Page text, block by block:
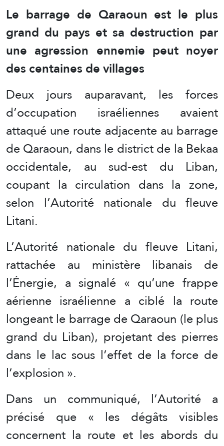
Le barrage de Qaraoun est le plus
grand du pays et sa destruction par
une agression ennemie peut noyer
des centaines de villages
Deux jours auparavant, les forces
d’occupation israéliennes avaient
attaqué une route adjacente au barrage
de Qaraoun, dans le district de la Bekaa
occidentale, au sud-est du Liban,
coupant la circulation dans la zone,
selon l’Autorité nationale du fleuve
Litani.
L’Autorité nationale du fleuve Litani,
rattachée au ministère libanais de
l’Énergie, a signalé « qu’une frappe
aérienne israélienne a ciblé la route
longeant le barrage de Qaraoun (le plus
grand du Liban), projetant des pierres
dans le lac sous l’effet de la force de
l’explosion ».
Dans un communiqué, l’Autorité a
précisé que « les dégâts visibles
concernent la route et les abords du